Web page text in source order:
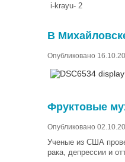
В
Опубликовано
Фруктовые
Опубликовано
Ученые из США
рака, депрессии и